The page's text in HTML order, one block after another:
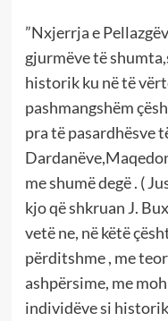
”Nxjerrja e
gjurmëve të
historik ku në të
pashmangshëm
pra të pasardhësve
me shumë degë . (
kjo që shkruan J.
vetë ne, në këtë
përditshme , me
ashpërsime, me
individëve si